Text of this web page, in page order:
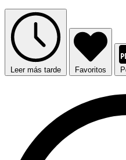
Leer más tarde Favoritos